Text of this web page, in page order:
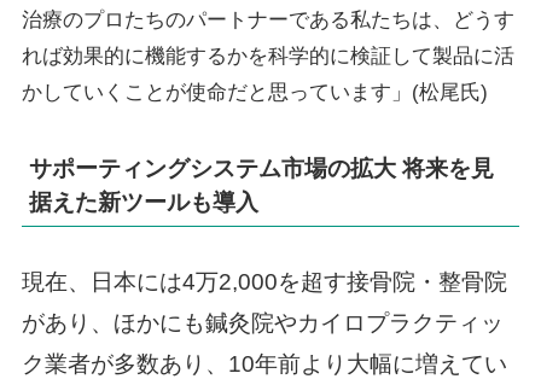
治療のプロたちのパートナーである私たちは、どうす
れば効果的に機能するかを科学的に検証して製品に活
かしていくことが使命だと思っています」(松尾氏)
サポーティングシステム市場の拡大 将来を見
据えた新ツールも導入
現在、日本には4万2,000を超す接骨院・整骨院
があり、ほかにも鍼灸院やカイロプラクティッ
ク業者が多数あり、10年前より大幅に増えてい